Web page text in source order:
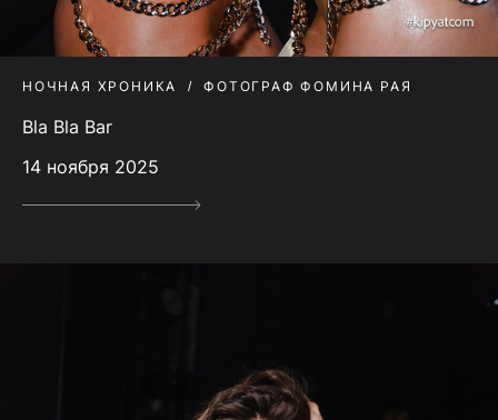
НОЧНАЯ ХРОНИКА ФОТОГРАФ ФОМИНА РАЯ
Bla Bla Bar
14 ноября 2025